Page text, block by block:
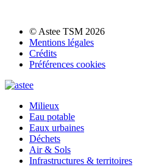
© Astee TSM 2026
Mentions légales
Crédits
Préférences cookies
Milieux
Eau potable
Eaux urbaines
Déchets
Air & Sols
Infrastructures & territoires